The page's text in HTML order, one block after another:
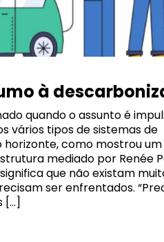
à
quando o assunto é
vários tipos de sistemas de
como mostrou um
mediado por Renée
que não existam
ser enfrentados.
[…]